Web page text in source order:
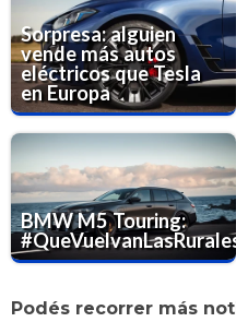
Sorpresa: alguien
vende más autos
eléctricos que Tesla
en Europa
BMW M5 Touring:
#QueVuelvanLasRurales
Podés recorrer más